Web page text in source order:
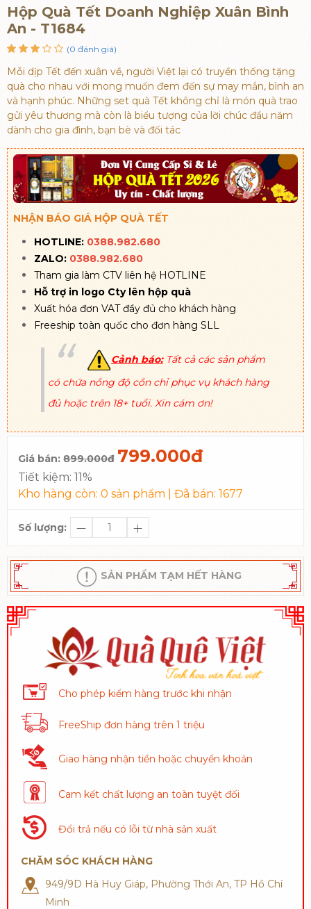
Hộp Quà Tết Doanh Nghiệp Xuân Bình
An - T1684
(0 đánh giá)
Mỗi dịp Tết đến xuân về, người Việt lại có truyền thống tặng
quà cho nhau với mong muốn đem đến sự may mắn, bình an
và hạnh phúc. Những set quà Tết không chỉ là món quà trao
gửi yêu thương mà còn là biểu tượng của lời chúc đầu năm
dành cho gia đình, bạn bè và đối tác
NHẬN BÁO GIÁ HỘP QUÀ TẾT
HOTLINE: 0388.982.680
ZALO: 0388.982.680
Tham gia làm CTV liên hệ HOTLINE
Hỗ trợ in logo Cty lên hộp quà
Xuất hóa đơn VAT đầy đủ cho khách hàng
Freeship toàn quốc cho đơn hàng SLL
Cảnh báo:Tất cả các sản phẩm
có chứa nồng độ cồn chỉ phục vụ khách hàng
đủ hoặc trên 18+ tuổi. Xin cám ơn!
Giá bán: 899.000đ 799.000đ
Tiết kiệm: 11%
Kho hàng còn: 0 sản phẩm | Đã bán: 1677
Số lượng:
SẢN PHẨM TẠM HẾT HÀNG
Cho phép kiểm hàng trước khi nhận
FreeShip đơn hàng trên 1 triệu
Giao hàng nhận tiền hoặc chuyển khoản
Cam kết chất lượng an toàn tuyệt đối
Đổi trả nếu có lỗi từ nhà sản xuất
CHĂM SÓC KHÁCH HÀNG
949/9D Hà Huy Giáp, Phường Thới An, TP Hồ Chí
Minh